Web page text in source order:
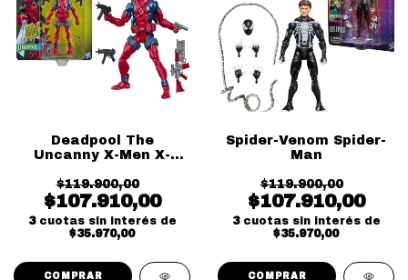
Deadpool The
Uncanny X-Men X-
$119.900,00
$107.910,00
3 cuotas sin interés de
$35.970,00
Spider-Venom Spider-
Man
$119.900,00
$107.910,00
3 cuotas sin interés de
$35.970,00